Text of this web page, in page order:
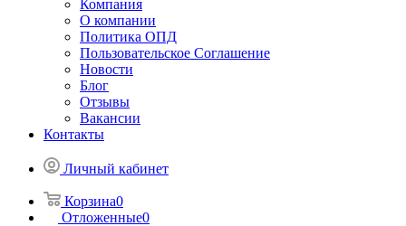
Компания
О компании
Политика ОПД
Пользовательское Соглашение
Новости
Блог
Отзывы
Вакансии
Контакты
Личный кабинет
Корзина0
Отложенные0